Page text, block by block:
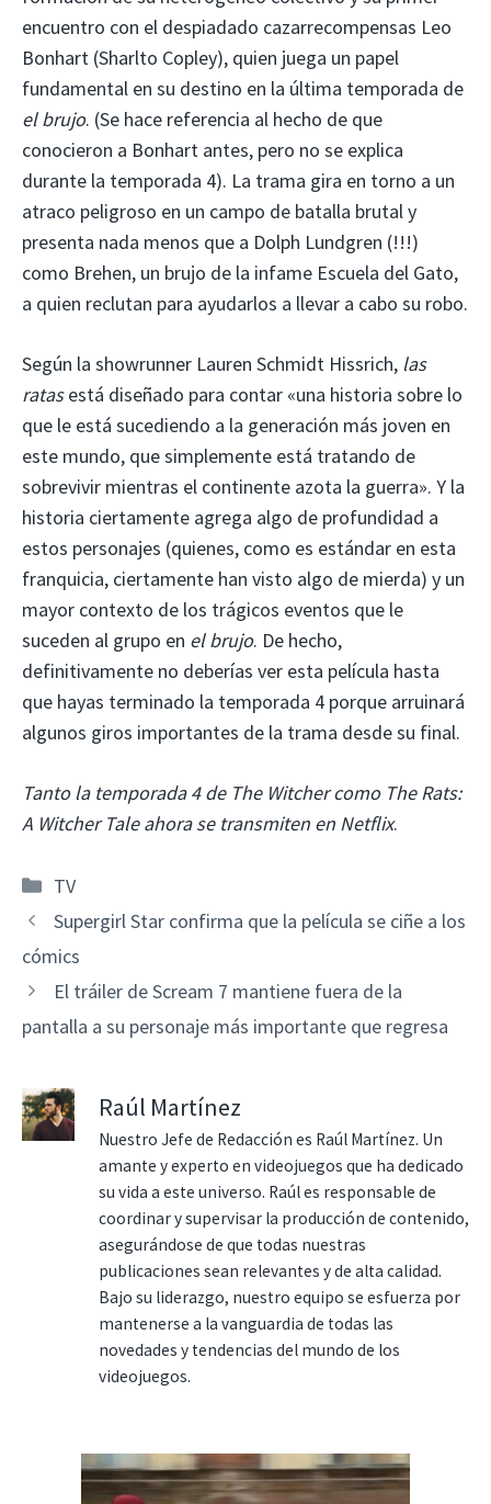
encuentro con el despiadado cazarrecompensas Leo
Bonhart (Sharlto Copley), quien juega un papel
fundamental en su destino en la última temporada de
el brujo. (Se hace referencia al hecho de que
conocieron a Bonhart antes, pero no se explica
durante la temporada 4). La trama gira en torno a un
atraco peligroso en un campo de batalla brutal y
presenta nada menos que a Dolph Lundgren (!!!)
como Brehen, un brujo de la infame Escuela del Gato,
a quien reclutan para ayudarlos a llevar a cabo su robo.
Según la showrunner Lauren Schmidt Hissrich, las
ratasestá diseñado para contar «una historia sobre lo
que le está sucediendo a la generación más joven en
este mundo, que simplemente está tratando de
sobrevivir mientras el continente azota la guerra». Y la
historia ciertamente agrega algo de profundidad a
estos personajes (quienes, como es estándar en esta
franquicia, ciertamente han visto algo de mierda) y un
mayor contexto de los trágicos eventos que le
suceden al grupo en el brujo. De hecho,
definitivamente no deberías ver esta película hasta
que hayas terminado la temporada 4 porque arruinará
algunos giros importantes de la trama desde su final.
Tanto la temporada 4 de The Witcher como The Rats:
A Witcher Tale ahora se transmiten en Netflix.
Categorías
TV
Supergirl Star confirma que la película se ciñe a los
cómics
El tráiler de Scream 7 mantiene fuera de la
pantalla a su personaje más importante que regresa
Raúl Martínez
Nuestro Jefe de Redacción es Raúl Martínez. Un
amante y experto en videojuegos que ha dedicado
su vida a este universo. Raúl es responsable de
coordinar y supervisar la producción de contenido,
asegurándose de que todas nuestras
publicaciones sean relevantes y de alta calidad.
Bajo su liderazgo, nuestro equipo se esfuerza por
mantenerse a la vanguardia de todas las
novedades y tendencias del mundo de los
videojuegos.